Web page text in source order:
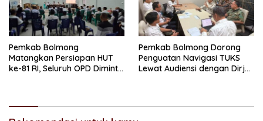
Pemkab Bolmong
Matangkan Persiapan HUT
ke-81 RI, Seluruh OPD Diminta
Pemkab Bolmong Dorong
Penguatan Navigasi TUKS
Lewat Audiensi dengan Dirjen